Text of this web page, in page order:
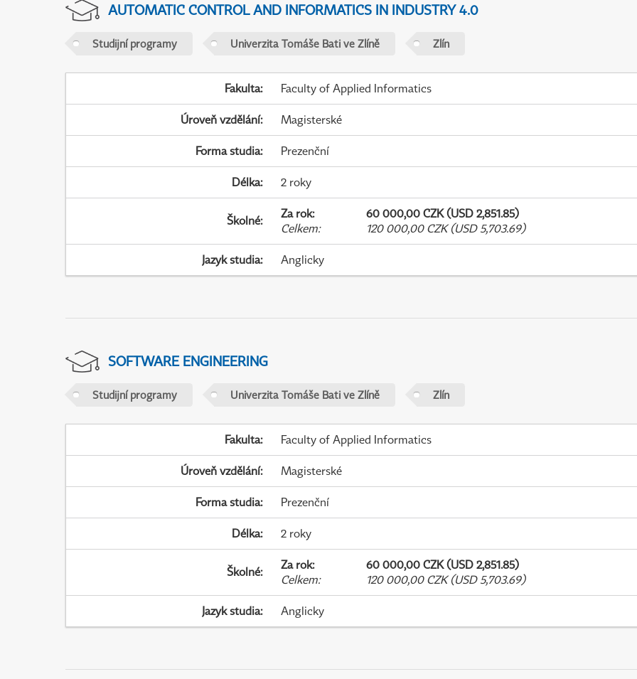
AUTOMATIC CONTROL AND INFORMATICS IN INDUSTRY 4.0
Studijní programy Univerzita Tomáše Bati ve Zlíně Zlín
Fakulta: Faculty of Applied Informatics
Úroveň vzdělání: Magisterské
Forma studia: Prezenční
Délka: 2 roky
Školné: Za rok:
60 000,00 CZK (USD 2,851.85)
Celkem: 120 000,00 CZK (USD 5,703.69)
Jazyk studia: Anglicky
SOFTWARE ENGINEERING
Studijní programy Univerzita Tomáše Bati ve Zlíně Zlín
Fakulta: Faculty of Applied Informatics
Úroveň vzdělání: Magisterské
Forma studia: Prezenční
Délka: 2 roky
Školné: Za rok:
60 000,00 CZK (USD 2,851.85)
Celkem: 120 000,00 CZK (USD 5,703.69)
Jazyk studia: Anglicky